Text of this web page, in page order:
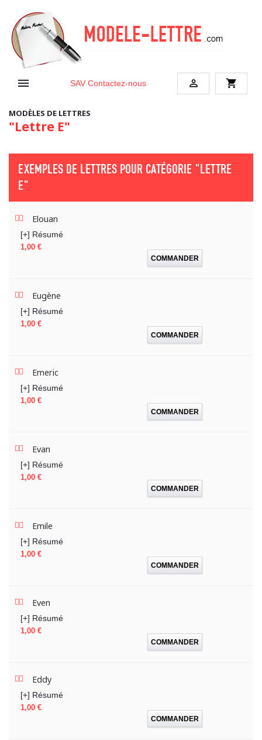
 SAV Contactez-nous  shopping_cart
MODÈLES DE LETTRES
"Lettre E"
EXEMPLES DE LETTRES POUR CATÉGORIE "LETTRE
E"
Elouan
[+] Résumé
Prix
1,00 €
COMMANDER
Eugène
[+] Résumé
Prix
1,00 €
COMMANDER
Emeric
[+] Résumé
Prix
1,00 €
COMMANDER
Evan
[+] Résumé
Prix
1,00 €
COMMANDER
Emile
[+] Résumé
Prix
1,00 €
COMMANDER
Even
[+] Résumé
Prix
1,00 €
COMMANDER
Eddy
[+] Résumé
Prix
1,00 €
COMMANDER